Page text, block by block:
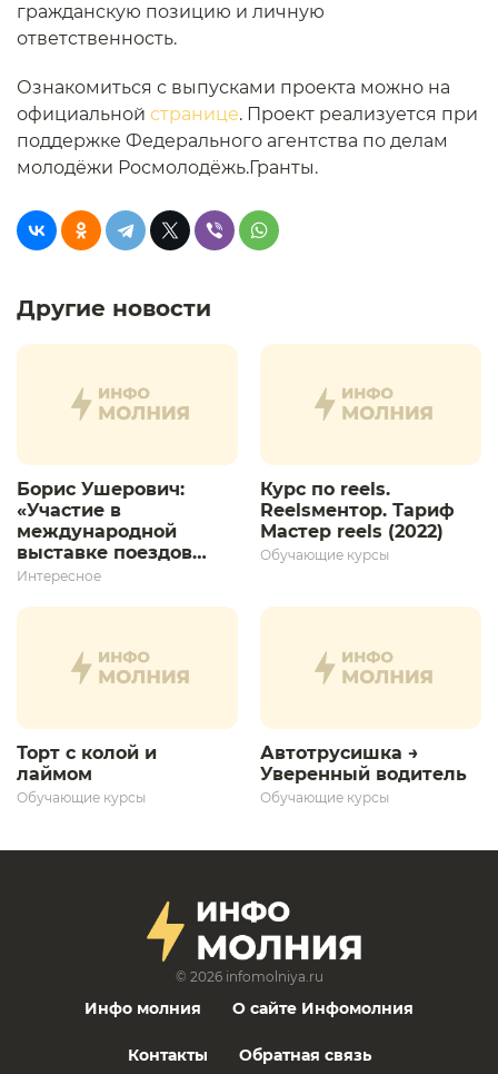
гражданскую позицию и личную
ответственность.
Ознакомиться с выпусками проекта можно на
официальной странице. Проект реализуется при
поддержке Федерального агентства по делам
молодёжи Росмолодёжь.Гранты.
Другие новости
Борис Ушерович:
«Участие в
международной
выставке поездов
дает толчок для
развития»
Интересное
Курс по reels.
Reelsментор. Тариф
Мастер reels (2022)
Обучающие курсы
Торт с колой и
лаймом
Обучающие курсы
Автотрусишка →
Уверенный водитель​
Обучающие курсы
© 2026 infomolniya.ru
Инфо молния О сайте Инфомолния
Контакты Обратная связь